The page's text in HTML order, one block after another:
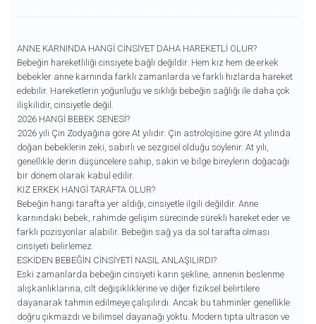
ANNE KARNINDA HANGI CINSIYET DAHA HAREKETLI OLUR?
Bebeğin hareketliliği cinsiyete bağlı değildir. Hem kız hem de erkek
bebekler anne karnında farklı zamanlarda ve farklı hızlarda hareket
edebilir. Hareketlerin yoğunluğu ve sıklığı bebeğin sağlığı ile daha çok
ilişkilidir, cinsiyetle değil.
2026 HANGI BEBEK SENESI?
2026 yılı Çin Zodyağına göre At yılıdır. Çin astrolojisine göre At yılında
doğan bebeklerin zeki, sabırlı ve sezgisel olduğu söylenir. At yılı,
genellikle derin düşüncelere sahip, sakin ve bilge bireylerin doğacağı
bir dönem olarak kabul edilir.
KIZ ERKEK HANGI TARAFTA OLUR?
Bebeğin hangi tarafta yer aldığı, cinsiyetle ilgili değildir. Anne
karnındaki bebek, rahimde gelişim sürecinde sürekli hareket eder ve
farklı pozisyonlar alabilir. Bebeğin sağ ya da sol tarafta olması
cinsiyeti belirlemez.
ESKIDEN BEBEĞIN CINSIYETI NASIL ANLAŞILIRDI?
Eski zamanlarda bebeğin cinsiyeti karın şekline, annenin beslenme
alışkanlıklarına, cilt değişikliklerine ve diğer fiziksel belirtilere
dayanarak tahmin edilmeye çalışılırdı. Ancak bu tahminler genellikle
doğru çıkmazdı ve bilimsel dayanağı yoktu. Modern tıpta ultrason ve